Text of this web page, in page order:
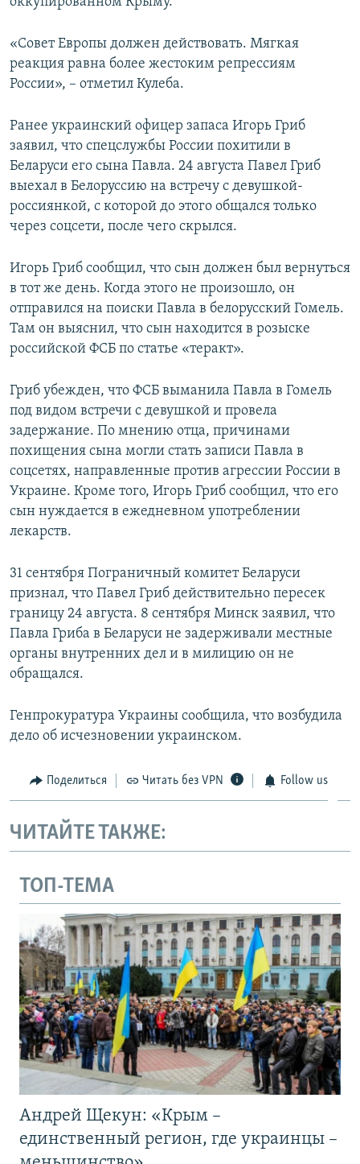
«Совет Европы должен действовать. Мягкая
реакция равна более жестоким репрессиям
России», – отметил Кулеба.
Ранее украинский офицер запаса Игорь Гриб
заявил, что спецслужбы России похитили в
Беларуси его сына Павла. 24 августа Павел Гриб
выехал в Белоруссию на встречу с девушкой-
россиянкой, с которой до этого общался только
через соцсети, после чего скрылся.
Игорь Гриб сообщил, что сын должен был вернуться
в тот же день. Когда этого не произошло, он
отправился на поиски Павла в белорусский Гомель.
Там он выяснил, что сын находится в розыске
российской ФСБ по статье «теракт».
Гриб убежден, что ФСБ выманила Павла в Гомель
под видом встречи с девушкой и провела
задержание. По мнению отца, причинами
похищения сына могли стать записи Павла в
соцсетях, направленные против агрессии России в
Украине. Кроме того, Игорь Гриб сообщил, что его
сын нуждается в ежедневном употреблении
лекарств.
31 сентября Пограничный комитет Беларуси
признал, что Павел Гриб действительно пересек
границу 24 августа. 8 сентября Минск заявил, что
Павла Гриба в Беларуси не задерживали местные
органы внутренних дел и в милицию он не
обращался.
Генпрокуратура Украины сообщила, что возбудила
дело об исчезновении украинском.
Поделиться Читать без VPN Follow us
ЧИТАЙТЕ ТАКЖЕ:
ТОП-ТЕМА
Андрей Щекун: «Крым –
единственный регион, где украинцы –